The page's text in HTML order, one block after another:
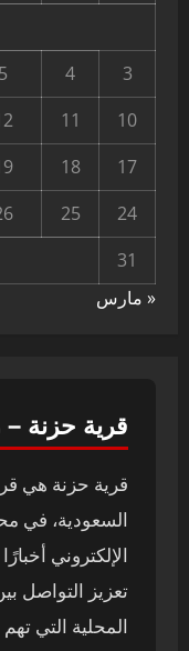
3
4
5
10
11
17
18
24
25
31
« مارس
قرية حزنة
قرية حزنة هي
السعودية، في
الإلكتروني
تعزيز التواصل
المحلية التي